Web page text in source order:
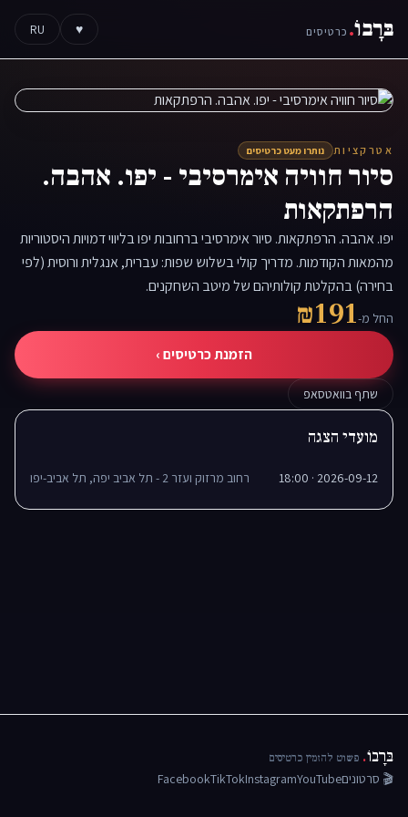
בּרָבוֹ. כרטיסים ♥
RU
אטרקציות נותרו מעט כרטיסים
סיור חוויה אימרסיבי - יפו. אהבה.
הרפתקאות
יפו. אהבה. הרפתקאות. סיור אימרסיבי ברחובות יפו בליווי דמויות היסטוריות
מהמאות הקודמות. מדריך קולי בשלוש שפות: עברית, אנגלית ורוסית (לפי
בחירה) בהקלטת קולותיהם של מיטב השחקנים.
החל מ-₪191
הזמנת כרטיסים ›
שתף בוואטסאפ
מועדי הצגה
2026-09-12 · 18:00 רחוב מרזוק ועזר 2 - תל אביב יפה, תל אביב-יפו
בּרָבוֹ. פשוט להזמין כרטיסים
🎬 סרטוניםYouTube
Instagram
TikTok
Facebook